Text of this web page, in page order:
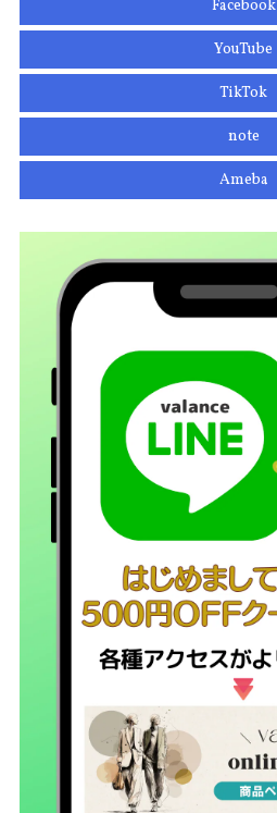
Facebook
YouTube
TikTok
note
Ameba